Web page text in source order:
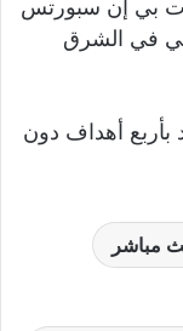
بي إن سبورتس
في الشرق
بأربع أهداف دون
مباشر